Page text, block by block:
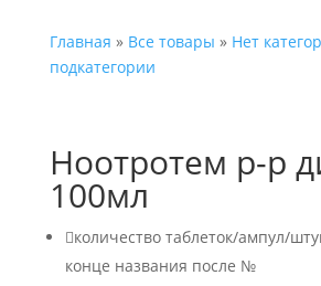
Главная » Все товары » Нет
подкатегории
Ноотротем р-р
100мл
количество таблеток/ампул/
конце названия после №